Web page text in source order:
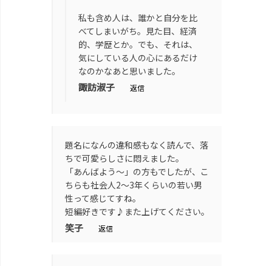
私も含め人は、誰かと自分を比
べてしまいがち。見た目、経済
的、学歴とか。でも、それは、
気にしている人の心にあるだけ
なのかなあと思いました。
諏訪淑子 返信
題名になんの違和感もなく読んで、落
ちで可愛らしさに悶えました。
「あんばよう～」の方もでしたが、こ
ちらも社会人2～3年くらいの若い男
性って感じてすね。
短編好きです♪また上げてください。
笑子 返信